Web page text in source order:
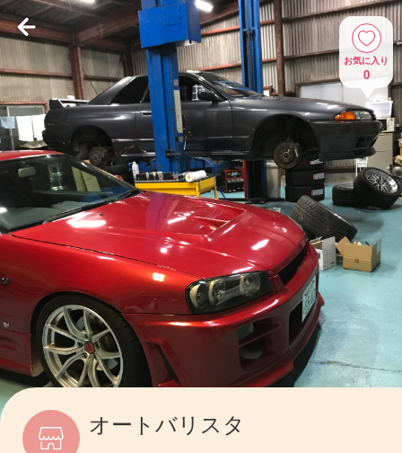
お気に入り
0
オートバリスタ